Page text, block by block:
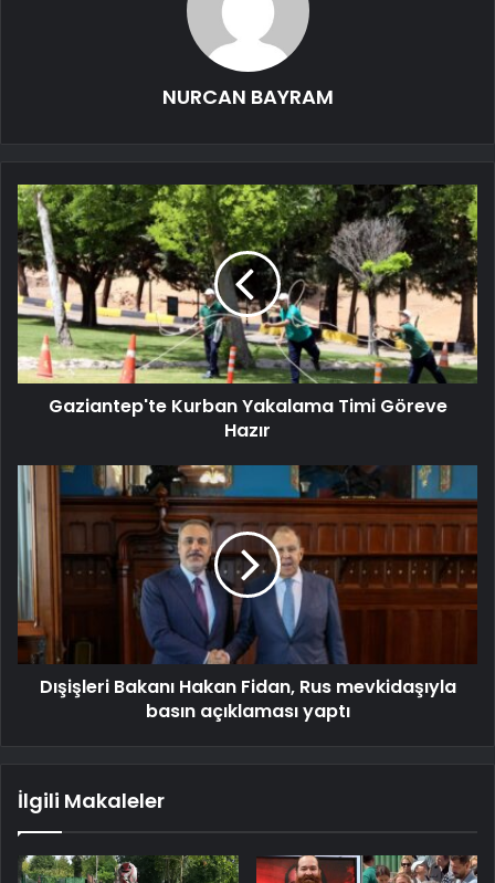
NURCAN BAYRAM
Gaziantep'te Kurban Yakalama Timi Göreve
Hazır
Dışişleri Bakanı Hakan Fidan, Rus mevkidaşıyla
basın açıklaması yaptı
İlgili Makaleler